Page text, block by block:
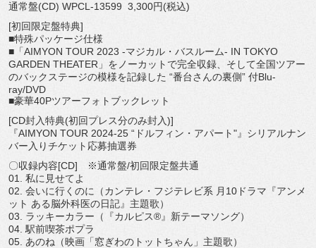
通常盤(CD) WPCL-13599 3,300円(税込)
[初回限定盤特典]
■特殊パッケージ仕様
■「AIMYON TOUR 2023 -マジカル・バスルーム- IN TOKYO
GARDEN THEATER」をノーカットで完全収録、 そして全国ツアー
のバックステージの模様を記録した “番台さんの裏側” 付Blu-
ray/DVD
■豪華40Pツアーフォトブックレット
[CD封入特典(初回プレス分のみ封入)]
『AIMYON TOUR 2024-25 “ドルフィン・アパート"』 シリアルナン
バー入りチケット応募抽選券
〇収録内容[CD] ※通常盤/初回限定盤共通
01. 私に見せてよ
02. 会いに行くのに（カンテレ・フジテレビ系 月10ドラマ『アンメ
ット ある脳外科医の日記』主題歌）
03. ラッキーカラー（『カルピス®』新テーマソング）
04. 駅前喫茶ポプラ
05. あのね（映画「窓ぎわのトットちゃん」主題歌）